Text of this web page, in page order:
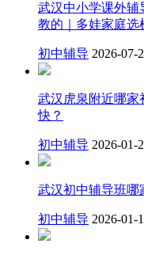
武汉中小学课外辅
教的｜多娃家庭选
初中辅导 2026-07-
武汉虎泉附近哪家
快？
初中辅导 2026-01-
武汉初中辅导班哪
初中辅导 2026-01-